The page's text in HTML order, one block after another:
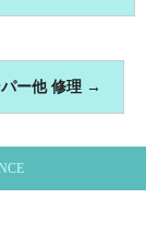
ー他 修理 →